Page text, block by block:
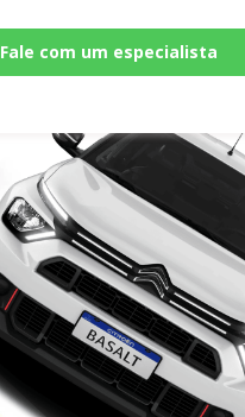
Fale com um especialista